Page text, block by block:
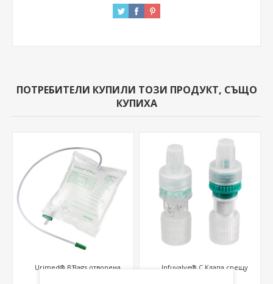
ПОТРЕБИТЕЛИ КУПИЛИ ТОЗИ ПРОДУКТ, СЪЩО
КУПИХА
Urimed® B'Bags отворена
Infuvalve® C Клапа срещу